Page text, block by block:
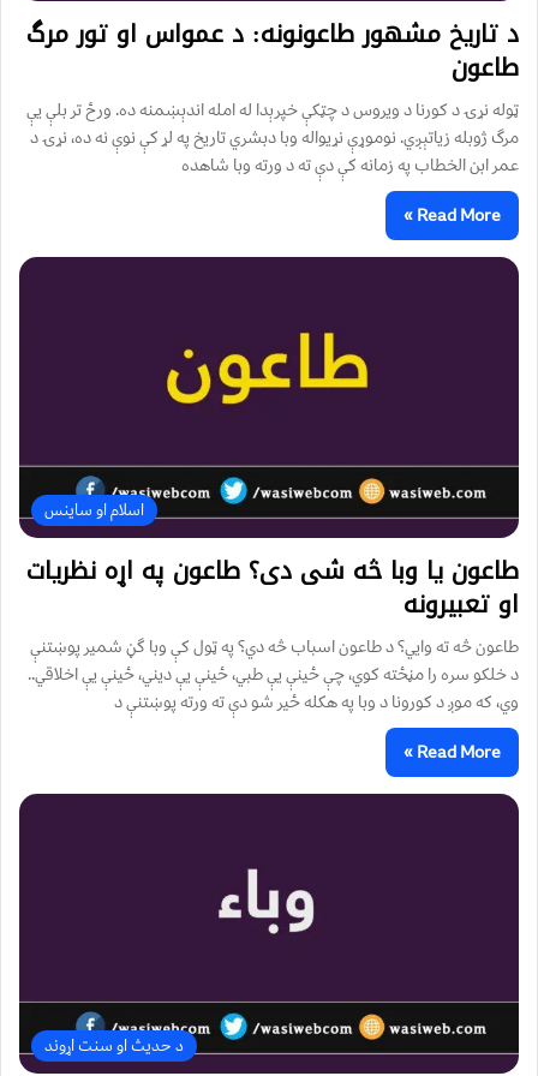
د تاریخ مشهور طاعونونه: د عمواس او تور مرگ
طاعون
ټوله نړۍ د کورنا د ویروس د چټکې خپرېدا له امله اندېښمنه ده. ورځ تر بلې یې
مرگ ژوبله زیاتېږي. نوموړې نړیواله وبا دبشري تاریخ په لړ کې نوې نه ده، نړۍ د
عمر ابن الخطاب په زمانه کې دې ته د ورته وبا شاهده
Read More »
اسلام او ساینس
طاعون یا وبا څه شی دی؟ طاعون په اړه نظریات
او تعبیرونه
طاعون څه ته وايي؟ د طاعون اسباب څه دي؟ په ټول کې وبا گڼ شمیر پوښتنې
د خلکو سره را مڼځته کوي، چې ځینې یې طبي، ځینې یې دیني، ځینې یې اخلاقي..
وي، که موږ د کورونا د وبا په هکله ځير شو دې ته ورته پوښتنې د
Read More »
د حدیث او سنت اړوند